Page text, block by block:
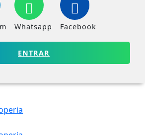
Whatsapp Facebook
ENTRAR